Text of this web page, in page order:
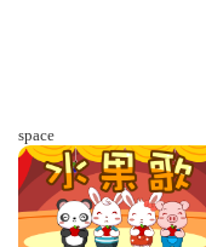
space